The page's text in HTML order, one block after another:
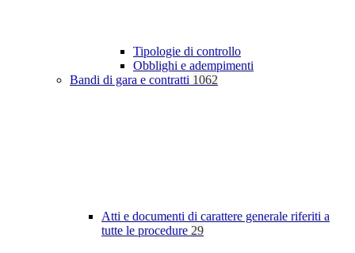
Tipologie di controllo
Obblighi e adempimenti
Bandi di gara e contratti 1062
Atti e documenti di carattere generale riferiti a
tutte le procedure 29